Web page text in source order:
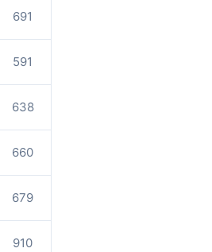
691
591
638
660
679
910